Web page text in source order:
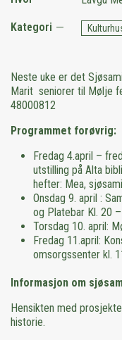
Kategori
Neste uke er det
Marit seniorer til Mølje
48000812
Programmet forøvrig:
Fredag 4.april –
utstilling på Alta
hefter: Mea,
Onsdag 9. april :
og Platebar Kl. 20 –
Torsdag 10. april:
Fredag 11.april:
omsorgssenter kl.
Informasjon om
Hensikten med
historie.